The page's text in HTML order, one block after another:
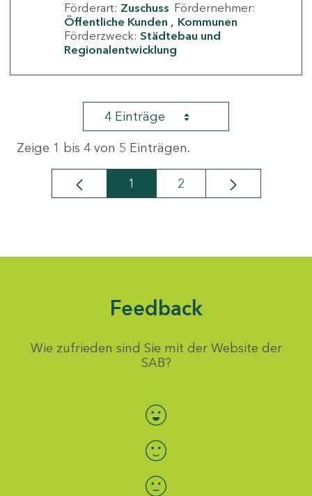
Förderart: Zuschuss Fördernehmer:
Öffentliche Kunden
Kommunen
Förderzweck: Städtebau und
Regionalentwicklung
4 Einträge
Zeige 1 bis 4 von 5 Einträgen.
Seite
1 Seite
2
Feedback
Wie zufrieden sind Sie mit der Website der
SAB?
Bewertung auswählen